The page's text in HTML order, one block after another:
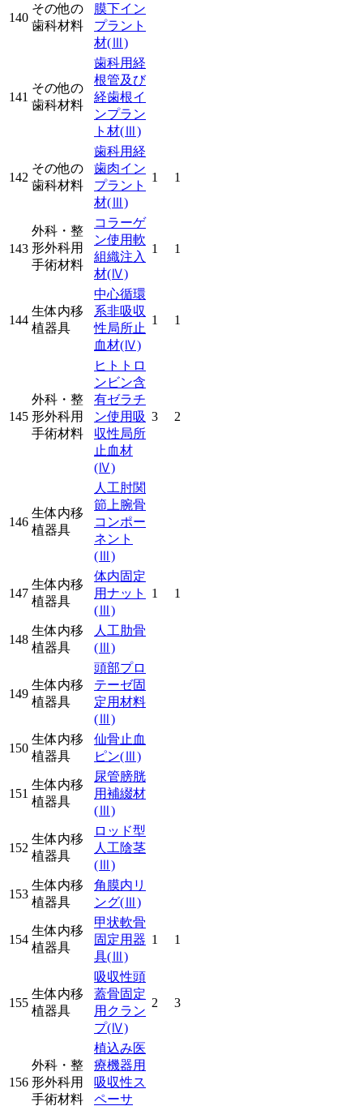
140
その他の
歯科材料
膜下イン
プラント
材(Ⅲ)
141
その他の
歯科材料
歯科用経
根管及び
経歯根イ
ンプラン
ト材(Ⅲ)
142
その他の
歯科材料
歯科用経
歯肉イン
プラント
材(Ⅲ)
1 1
143
外科・整
形外科用
手術材料
コラーゲ
ン使用軟
組織注入
材(Ⅳ)
1 1
144
生体内移
植器具
中心循環
系非吸収
性局所止
血材(Ⅳ)
1 1
145
外科・整
形外科用
手術材料
ヒトトロ
ンビン含
有ゼラチ
ン使用吸
収性局所
止血材
(Ⅳ)
3 2
146
生体内移
植器具
人工肘関
節上腕骨
コンポー
ネント
(Ⅲ)
147
生体内移
植器具
体内固定
用ナット
(Ⅲ)
1 1
148
生体内移
植器具
人工肋骨
(Ⅲ)
149
生体内移
植器具
頭部プロ
テーゼ固
定用材料
(Ⅲ)
150
生体内移
植器具
仙骨止血
ピン(Ⅲ)
151
生体内移
植器具
尿管膀胱
用補綴材
(Ⅲ)
152
生体内移
植器具
ロッド型
人工陰茎
(Ⅲ)
153
生体内移
植器具
角膜内リ
ング(Ⅲ)
154
生体内移
植器具
甲状軟骨
固定用器
具(Ⅲ)
1 1
155
生体内移
植器具
吸収性頭
蓋骨固定
用クラン
プ(Ⅳ)
2 3
156
外科・整
形外科用
手術材料
植込み医
療機器用
吸収性ス
ペーサ